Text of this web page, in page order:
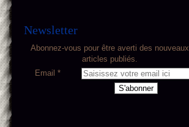
Newsletter
Abonnez-vous pour être averti des nouveaux
articles publiés.
Email